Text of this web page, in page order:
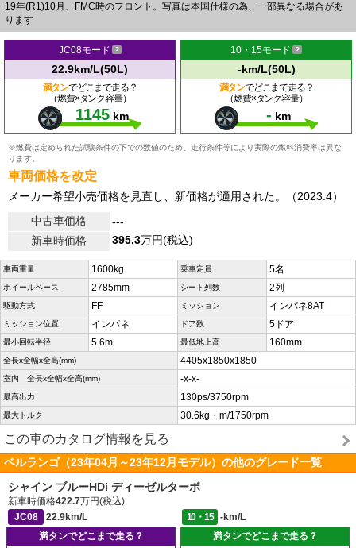
19年(R1)10月、FMC時のフロント。写真は本国仕様の為、一部異なる場合があ
ります
JC08モード
22.9km/L(50L)
満タンでどこまで走る？
（燃費×タンク容量）
1145 km
10・15モード
-km/L(50L)
満タンでどこまで走る？
（燃費×タンク容量）
- km
※燃費は定められた試験条件の下での数値のため、走行条件等により実際の燃料消費率は異な
ります。
車両価格を改定
メーカー希望小売価格を見直し、新価格が適用された。（2023.4）
中古車価格
---
新車時価格
395.3万円(税込)
車両重量 1600kg 乗車定員 5名
ホイールベース 2785mm シート列数 2列
駆動方式 FF ミッション インパネ8AT
ミッション位置 インパネ ドア数 5ドア
最小回転半径 5.6m 最低地上高 160mm
全長x全幅x全高(mm) 4405x1850x1850
室内 全長x全幅x全高(mm) -x-x-
最高出力 130ps/3750rpm
最大トルク 30.6kg・m/1750rpm
この車のカタログ情報を見る
ベルランゴ（23年04月～23年12月モデル）の他のグレード一覧
シャイン ブルーHDi ディーゼルターボ
新車時価格422.7万円(税込)
JC08
22.9km/L 10・15
-km/L
満タンでどこまで走る？
満タンでどこまで走る？